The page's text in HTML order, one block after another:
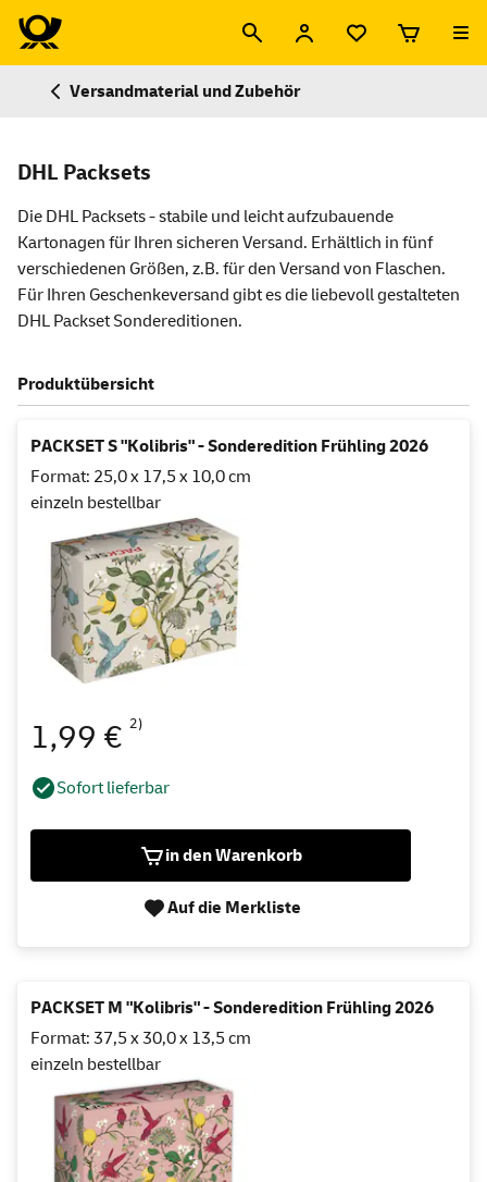
Versandmaterial und Zubehör
DHL Packsets
Die DHL Packsets - stabile und leicht aufzubauende
Kartonagen für Ihren sicheren Versand. Erhältlich in fünf
verschiedenen Größen, z.B. für den Versand von Flaschen.
Für Ihren Geschenkeversand gibt es die liebevoll gestalteten
DHL Packset Sondereditionen.
Produktübersicht
PACKSET S "Kolibris" - Sonderedition Frühling 2026
Format: 25,0 x 17,5 x 10,0 cm
einzeln bestellbar
1,99 € 2)
Sofort lieferbar
in den Warenkorb
Auf die Merkliste
PACKSET M "Kolibris" - Sonderedition Frühling 2026
Format: 37,5 x 30,0 x 13,5 cm
einzeln bestellbar